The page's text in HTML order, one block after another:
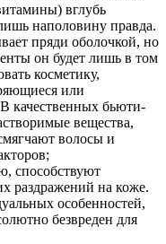
вглубь
наполовину правда.
пряди оболочкой, но
он будет лишь в том
косметику,
или
качественных бьюти-
вещества,
волосы и
способствуют
раздражений на коже.
особенностей,
безвреден для